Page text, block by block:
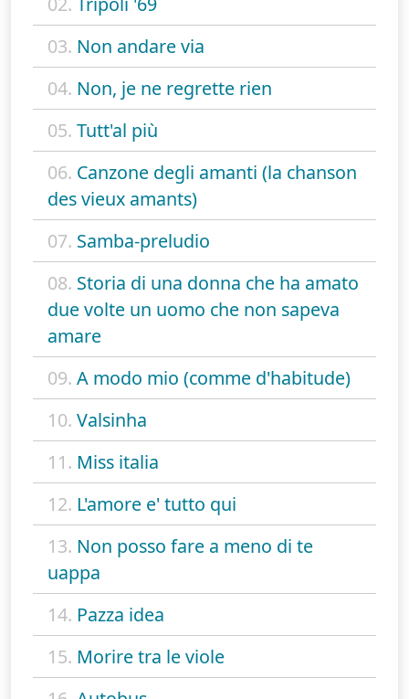
03. Non andare via
04. Non, je ne regrette rien
05. Tutt'al più
06. Canzone degli amanti (la chanson
des vieux amants)
07. Samba-preludio
08. Storia di una donna che ha amato
due volte un uomo che non sapeva
amare
09. A modo mio (comme d'habitude)
10. Valsinha
11. Miss italia
12. L'amore e' tutto qui
13. Non posso fare a meno di te
uappa
14. Pazza idea
15. Morire tra le viole